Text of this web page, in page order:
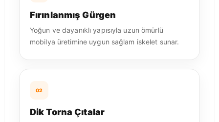
Fırınlanmış Gürgen
Yoğun ve dayanıklı yapısıyla uzun ömürlü
mobilya üretimine uygun sağlam iskelet sunar.
02
Dik Torna Çıtalar